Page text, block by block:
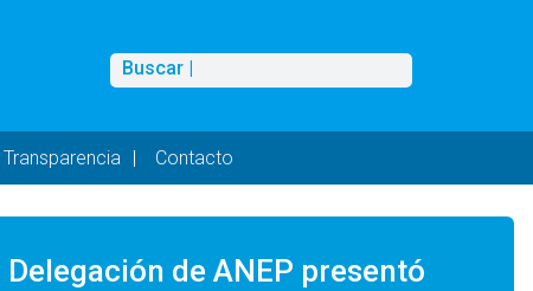
Buscar
Buscar |
Transparencia Contacto
Delegación de ANEP presentó